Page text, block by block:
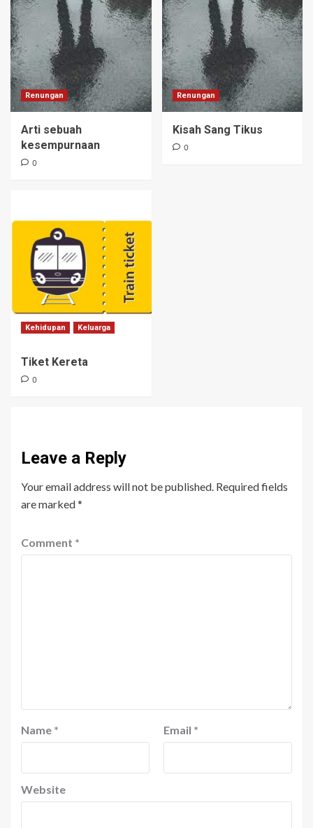
Renungan
Arti sebuah
kesempurnaan
0
Renungan
Kisah Sang Tikus
0
Kehidupan Keluarga
Tiket Kereta
0
Leave a Reply
Your email address will not be published. Required fields
are marked*
Comment *
Name * Email *
Website